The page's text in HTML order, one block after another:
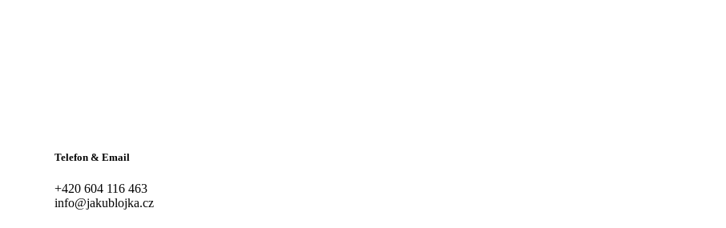
Telefon & Email
+420 604 116 463
info@jakublojka.cz